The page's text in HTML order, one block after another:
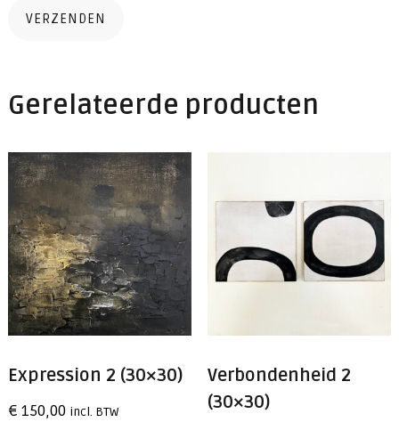
Gerelateerde producten
Expression 2 (30×30)
€ 150,00 incl. BTW
Verbondenheid 2
(30×30)